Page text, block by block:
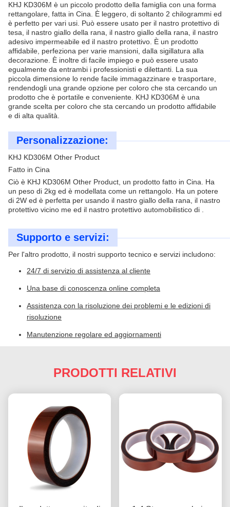
KHJ KD306M è un piccolo prodotto della famiglia con una forma
rettangolare, fatta in Cina. È leggero, di soltanto 2 chilogrammi ed
è perfetto per vari usi. Può essere usato per il nastro protettivo di
tesa, il nastro giallo della rana, il nastro giallo della rana, il nastro
adesivo impermeabile ed il nastro protettivo. È un prodotto
affidabile, perfeziona per varie mansioni, dalla sigillatura alla
decorazione. È inoltre di facile impiego e può essere usato
egualmente da entrambi i professionisti e dilettanti. La sua
piccola dimensione lo rende facile immagazzinare e trasportare,
rendendogli una grande opzione per coloro che sta cercando un
prodotto che è portatile e conveniente. KHJ KD306M è una
grande scelta per coloro che sta cercando un prodotto affidabile
e di alta qualità.
Personalizzazione:
KHJ KD306M Other Product
Fatto in Cina
Ciò è KHJ KD306M Other Product, un prodotto fatto in Cina. Ha
un peso di 2kg ed è modellata come un rettangolo. Ha un potere
di 2W ed è perfetta per usando il nastro giallo della rana, il nastro
protettivo vicino me ed il nastro protettivo automobilistico di .
Supporto e servizi:
Per l'altro prodotto, il nostri supporto tecnico e servizi includono:
24/7 di servizio di assistenza al cliente
Una base di conoscenza online completa
Assistenza con la risoluzione dei problemi e le edizioni di
risoluzione
Manutenzione regolare ed aggiornamenti
PRODOTTI RELATIVI